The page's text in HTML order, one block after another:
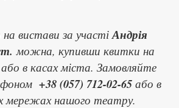
вистави за участіАндрія
можна, купивши квитки на
в касах міста. Замовляйте
+38 (057) 712-02-65 або в
мережах нашого театру.